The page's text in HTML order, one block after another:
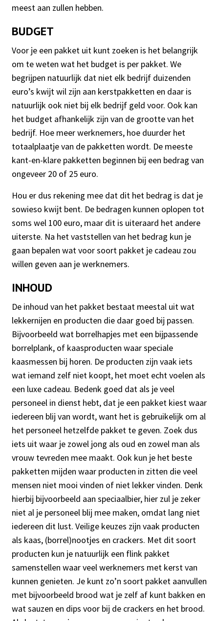
meest aan zullen hebben.
BUDGET
Voor je een pakket uit kunt zoeken is het belangrijk
om te weten wat het budget is per pakket. We
begrijpen natuurlijk dat niet elk bedrijf duizenden
euro’s kwijt wil zijn aan kerstpakketten en daar is
natuurlijk ook niet bij elk bedrijf geld voor. Ook kan
het budget afhankelijk zijn van de grootte van het
bedrijf. Hoe meer werknemers, hoe duurder het
totaalplaatje van de pakketten wordt. De meeste
kant-en-klare pakketten beginnen bij een bedrag van
ongeveer 20 of 25 euro.
Hou er dus rekening mee dat dit het bedrag is dat je
sowieso kwijt bent. De bedragen kunnen oplopen tot
soms wel 100 euro, maar dit is uiteraard het andere
uiterste. Na het vaststellen van het bedrag kun je
gaan bepalen wat voor soort pakket je cadeau zou
willen geven aan je werknemers.
INHOUD
De inhoud van het pakket bestaat meestal uit wat
lekkernijen en producten die daar goed bij passen.
Bijvoorbeeld wat borrelhapjes met een bijpassende
borrelplank, of kaasproducten waar speciale
kaasmessen bij horen. De producten zijn vaak iets
wat iemand zelf niet koopt, het moet echt voelen als
een luxe cadeau. Bedenk goed dat als je veel
personeel in dienst hebt, dat je een pakket kiest waar
iedereen blij van wordt, want het is gebruikelijk om al
het personeel hetzelfde pakket te geven. Zoek dus
iets uit waar je zowel jong als oud en zowel man als
vrouw tevreden mee maakt. Ook kun je het beste
pakketten mijden waar producten in zitten die veel
mensen niet mooi vinden of niet lekker vinden. Denk
hierbij bijvoorbeeld aan speciaalbier, hier zul je zeker
niet al je personeel blij mee maken, omdat lang niet
iedereen dit lust. Veilige keuzes zijn vaak producten
als kaas, (borrel)nootjes en crackers. Met dit soort
producten kun je natuurlijk een flink pakket
samenstellen waar veel werknemers met kerst van
kunnen genieten. Je kunt zo’n soort pakket aanvullen
met bijvoorbeeld brood wat je zelf af kunt bakken en
wat sauzen en dips voor bij de crackers en het brood.